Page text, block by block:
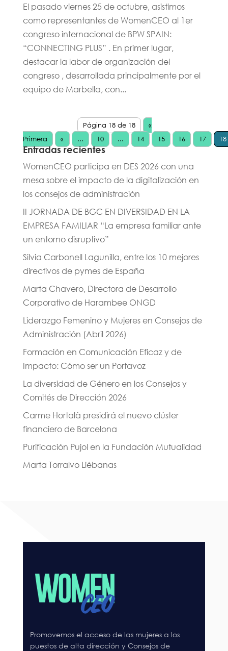
El pasado viernes 25 de octubre, asistimos
como representantes de WomenCEO al 1er
congreso internacional de BPW SPAIN:
“CONNECTING PLUS” . En primer lugar,
destacar la labor de organización del
congreso , desarrollada principalmente por el
equipo de Marbella, con...
Página 18 de 18
«
Primera
« ... 10 ... 14 15 16 17 18
Entradas recientes
WomenCEO participa en DES 2026 con una
mesa sobre el impacto de la digitalización en
los consejos de administración
II JORNADA DE BGC EN DIVERSIDAD EN LA
EMPRESA FAMILIAR “La empresa familiar ante
un entorno disruptivo”
Silvia Carbonell Lagunilla, entre los 10 mejores
directivos de pymes de España
Marta Chavero, Directora de Desarrollo
Corporativo de Harambee ONGD
Liderazgo Femenino y Mujeres en Consejos de
Administración (Abril 2026)
Formación en Comunicación Eficaz y de
Impacto: Cómo ser un Portavoz
La diversidad de Género en los Consejos y
Comités de Dirección 2026
Carme Hortalà presidirá el nuevo clúster
financiero de Barcelona
Purificación Pujol en la Fundación Mutualidad
Marta Torralvo Liébanas
Promovemos el acceso de las mujeres a los
puestos de alta dirección y Consejos de